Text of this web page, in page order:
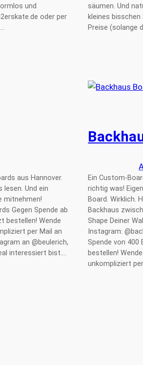
und
oder per
säumen. Und
kleines
Preise (solange
aus Hannover.
lesen. Und ein
mitnehmen!
Gegen Spende ab
bestellen! Wende
per Mail an
an @beulerich,
interessiert bist.…
Ein Custom-
richtig was!
Board. Wirklich.
Backhaus
Shape Deiner
Instagram:
Spende von
bestellen!
unkompliziert